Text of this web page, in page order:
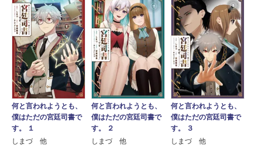
何と言われようとも、
僕はただの宮廷司書で
す。 １
しまづ 他
何と言われようとも、
僕はただの宮廷司書で
す。 ２
しまづ 他
何と言われようとも、
僕はただの宮廷司書で
す。 ３
しまづ 他